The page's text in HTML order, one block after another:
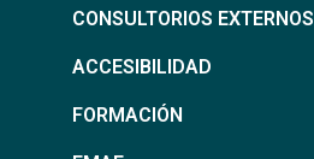
CONSULTORIOS EXTERNOS
ACCESIBILIDAD
FORMACIÓN